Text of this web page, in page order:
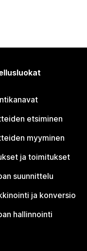
etsiminen
myyminen
ja toimitukset
suunnittelu
ja konversio
hallinnointi